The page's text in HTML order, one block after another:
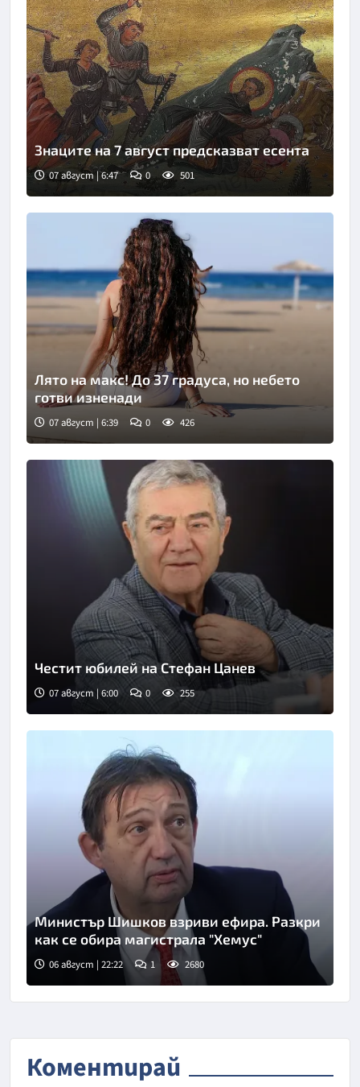
Знаците на 7 август предсказват есента
07 август | 6:47 0 501
Лято на макс! До 37 градуса, но небето
готви изненади
07 август | 6:39 0 426
Снимка: БНР
Честит юбилей на Стефан Цанев
07 август | 6:00 0 255
Снимка: БТА
Министър Шишков взриви ефира. Разкри
как се обира магистрала "Хемус"
06 август | 22:22 1 2680
Коментирай